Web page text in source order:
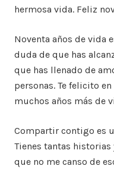
hermosa vida. Feliz
Noventa años de vida
duda de que has
que has llenado de
personas. Te felicito
muchos años más de
Compartir contigo es
Tienes tantas
que no me canso de